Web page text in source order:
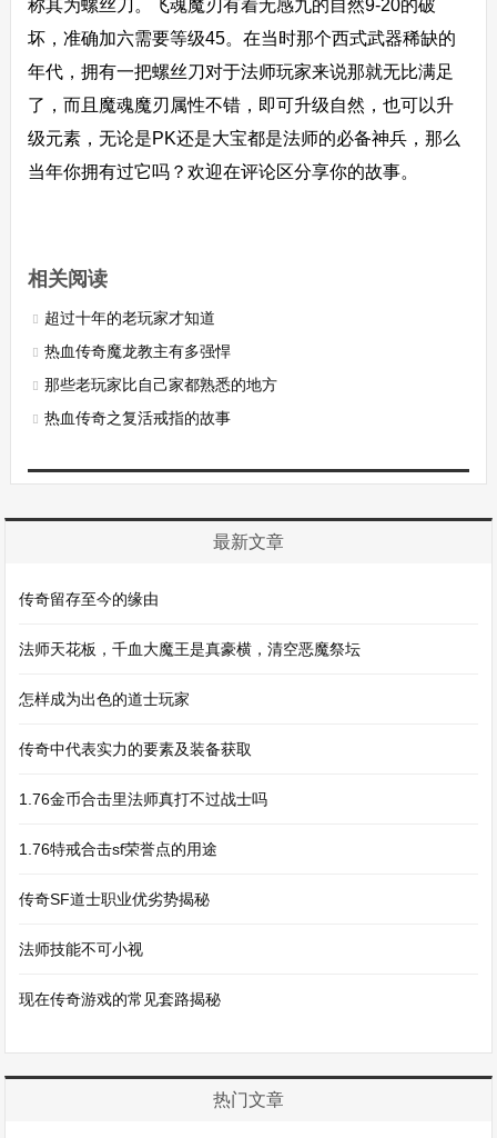
称其为螺丝刀。飞魂魔刃有着无感九的自然9-20的破
坏，准确加六需要等级45。在当时那个西式武器稀缺的
年代，拥有一把螺丝刀对于法师玩家来说那就无比满足
了，而且魔魂魔刃属性不错，即可升级自然，也可以升
级元素，无论是PK还是大宝都是法师的必备神兵，那么
当年你拥有过它吗？欢迎在评论区分享你的故事。
相关阅读
超过十年的老玩家才知道
热血传奇魔龙教主有多强悍
那些老玩家比自己家都熟悉的地方
热血传奇之复活戒指的故事
最新文章
传奇留存至今的缘由
法师天花板，千血大魔王是真豪横，清空恶魔祭坛
怎样成为出色的道士玩家
传奇中代表实力的要素及装备获取
1.76金币合击里法师真打不过战士吗
1.76特戒合击sf荣誉点的用途
传奇SF道士职业优劣势揭秘
法师技能不可小视
现在传奇游戏的常见套路揭秘
热门文章